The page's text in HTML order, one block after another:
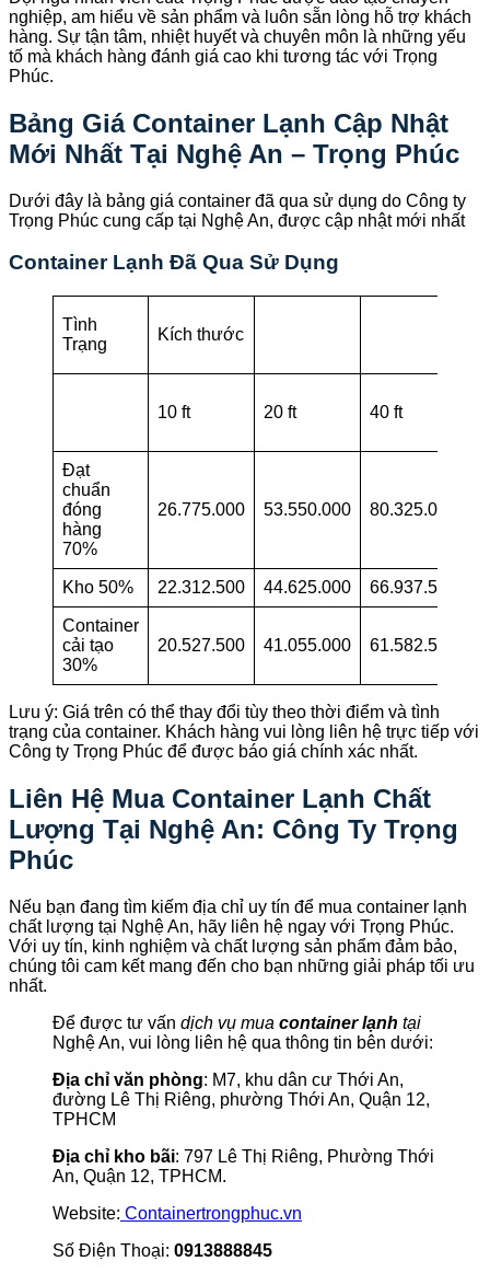
nghiệp, am hiểu về sản phẩm và luôn sẵn lòng hỗ trợ khách
hàng. Sự tận tâm, nhiệt huyết và chuyên môn là những yếu
tố mà khách hàng đánh giá cao khi tương tác với Trọng
Phúc.
Bảng Giá Container Lạnh Cập Nhật
Mới Nhất Tại Nghệ An – Trọng Phúc
Dưới đây là bảng giá container đã qua sử dụng do Công ty
Trọng Phúc cung cấp tại Nghệ An, được cập nhật mới nhất
Container Lạnh Đã Qua Sử Dụng
Tình
Trạng
Kích thước
10 ft 20 ft 40 ft
Đạt
chuẩn
đóng
hàng
70%
26.775.000 53.550.000 80.325.000
Kho 50% 22.312.500 44.625.000 66.937.500
Container
cải tạo
30%
20.527.500 41.055.000 61.582.500
Lưu ý: Giá trên có thể thay đổi tùy theo thời điểm và tình
trạng của container. Khách hàng vui lòng liên hệ trực tiếp với
Công ty Trọng Phúc để được báo giá chính xác nhất.
Liên Hệ Mua Container Lạnh Chất
Lượng Tại Nghệ An: Công Ty Trọng
Phúc
Nếu bạn đang tìm kiếm địa chỉ uy tín để mua container lạnh
chất lượng tại Nghệ An, hãy liên hệ ngay với Trọng Phúc.
Với uy tín, kinh nghiệm và chất lượng sản phẩm đảm bảo,
chúng tôi cam kết mang đến cho bạn những giải pháp tối ưu
nhất.
Để được tư vấn dịch vụ mua container lạnh tại
Nghệ An, vui lòng liên hệ qua thông tin bên dưới:
Địa chỉ văn phòng: M7, khu dân cư Thới An,
đường Lê Thị Riêng, phường Thới An, Quận 12,
TPHCM
Địa chỉ kho bãi: 797 Lê Thị Riêng, Phường Thới
An, Quận 12, TPHCM.
Website: Containertrongphuc.vn
Số Điện Thoại: 0913888845